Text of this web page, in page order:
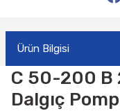
Ürün Bilgisi
C 50-200 B
Dalgıç